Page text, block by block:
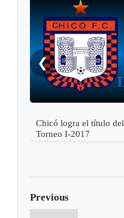
❮
Chicó logra el título del
Torneo I-2017
Previous